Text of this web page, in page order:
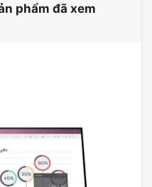
màn hình LG
IPS giúp màn
sắc chính xác và
bao giờ hết.
& Công
phẩm đã xem